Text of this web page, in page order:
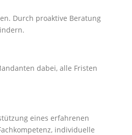
Durch proaktive Beratung
dabei, alle Fristen
eines erfahrenen
individuelle